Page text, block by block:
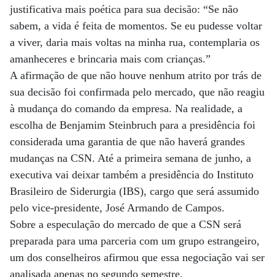
justificativa mais poética para sua decisão: “Se não
sabem, a vida é feita de momentos. Se eu pudesse voltar
a viver, daria mais voltas na minha rua, contemplaria os
amanheceres e brincaria mais com crianças.”
A afirmação de que não houve nenhum atrito por trás de
sua decisão foi confirmada pelo mercado, que não reagiu
à mudança do comando da empresa. Na realidade, a
escolha de Benjamim Steinbruch para a presidência foi
considerada uma garantia de que não haverá grandes
mudanças na CSN. Até a primeira semana de junho, a
executiva vai deixar também a presidência do Instituto
Brasileiro de Siderurgia (IBS), cargo que será assumido
pelo vice-presidente, José Armando de Campos.
Sobre a especulação do mercado de que a CSN será
preparada para uma parceria com um grupo estrangeiro,
um dos conselheiros afirmou que essa negociação vai ser
analisada apenas no segundo semestre.